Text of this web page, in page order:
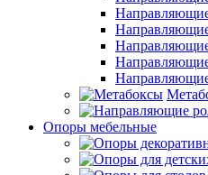
Опоры мебельные